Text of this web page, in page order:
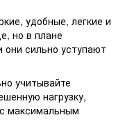
удобные, легкие и
но в плане
они сильно уступают
учитывайте
нагрузку,
максимальным